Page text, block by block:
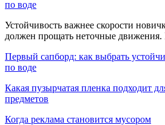
по воде
Устойчивость важнее скорости
должен прощать неточные
Первый сапборд: как выбрать
по воде
Какая пузырчатая пленка подходит
предметов
Когда реклама становится мусором